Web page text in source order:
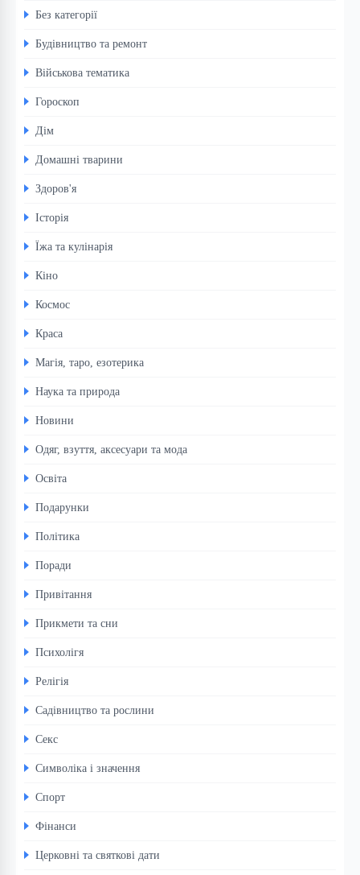
Без категорії
Будівництво та ремонт
Військова тематика
Гороскоп
Дім
Домашні тварини
Здоров'я
Історія
Їжа та кулінарія
Кіно
Космос
Краса
Магія, таро, езотерика
Наука та природа
Новини
Одяг, взуття, аксесуари та мода
Освіта
Подарунки
Політика
Поради
Привітання
Прикмети та сни
Психолігя
Релігія
Садівництво та рослини
Секс
Символіка і значення
Спорт
Фінанси
Церковні та святкові дати